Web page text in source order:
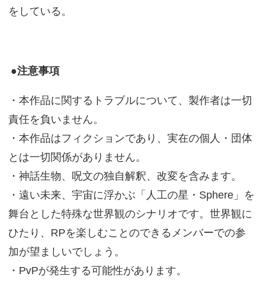
をしている。
●注意事項
・本作品に関するトラブルについて、製作者は一切
責任を負いません。
・本作品はフィクションであり、実在の個人・団体
とは一切関係がありません。
・神話生物、呪文の独自解釈、改変を含みます。
・遠い未来、宇宙に浮かぶ「人工の星・Sphere」を
舞台とした特殊な世界観のシナリオです。世界観に
ひたり、RPを楽しむことのできるメンバーでの参
加が望ましいでしょう。
・PvPが発生する可能性があります。